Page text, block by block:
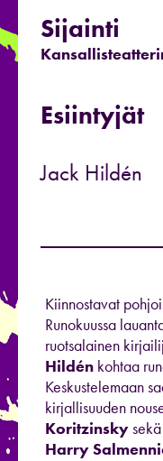
Sijainti
Esiintyjät
Jack Hildén
Kiinnostavat
Runokuussa
ruotsalainen
Hildén kohtaa
Keskustelemaan
kirjallisuuden
Koritzinsky
Harry